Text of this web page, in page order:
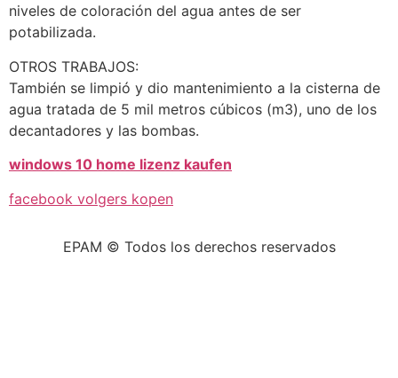
niveles de coloración del agua antes de ser
potabilizada.
OTROS TRABAJOS:
También se limpió y dio mantenimiento a la cisterna de
agua tratada de 5 mil metros cúbicos (m3), uno de los
decantadores y las bombas.
windows 10 home lizenz kaufen
facebook volgers kopen
EPAM © Todos los derechos reservados